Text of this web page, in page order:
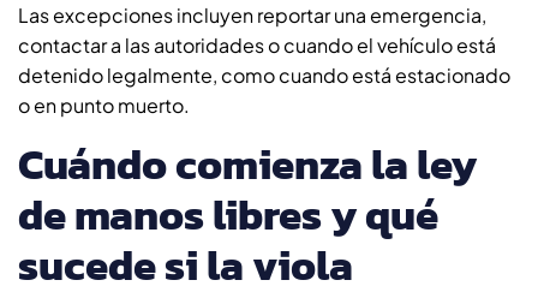
Las excepciones incluyen reportar una emergencia,
contactar a las autoridades o cuando el vehículo está
detenido legalmente, como cuando está estacionado
o en punto muerto.
Cuándo comienza la ley
de manos libres y qué
sucede si la viola